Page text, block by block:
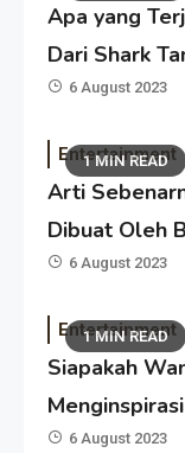
Apa yang
Dari Shark
6 August 2023
1 MIN READ
Entertainment
Arti
Dibuat Oleh
6 August 2023
1 MIN READ
Entertainment
Siapakah
6 August 2023